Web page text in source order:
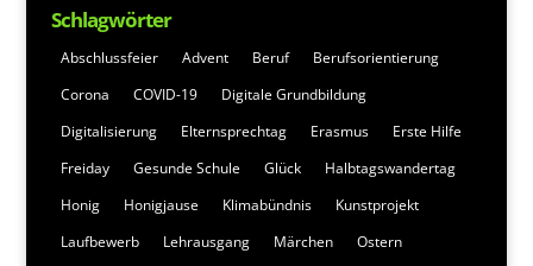
Schlagwörter
Abschlussfeier Advent Beruf
Berufsorientierung
Corona
COVID-19
Digitale Grundbildung
Digitalisierung
Elternsprechtag Erasmus
Erste Hilfe
Freiday
Gesunde Schule Glück
Halbtagswandertag
Honig
Honigjause Klimabündnis
Kunstprojekt
Laufbewerb
Lehrausgang Märchen
Ostern